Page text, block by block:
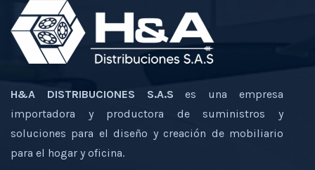
H&A DISTRIBUCIONES S.A.S es una empresa
importadora y productora de suministros y
soluciones para el diseño y creación de mobiliario
para el hogar y oficina.